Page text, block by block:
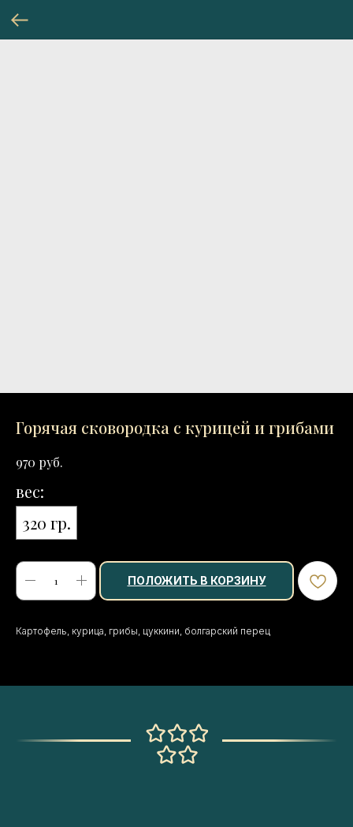
Горячая сковородка с курицей и грибами
970 руб.
вес:
320 гр.
ПОЛОЖИТЬ В КОРЗИНУ
Картофель, курица, грибы, цуккини, болгарский перец